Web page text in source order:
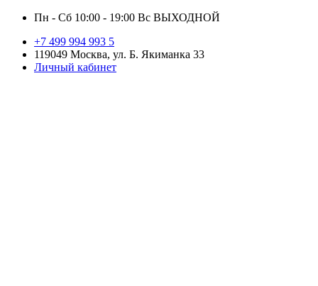
Пн - Сб 10:00 - 19:00 Вс ВЫХОДНОЙ
+7 499 994 993 5
119049 Москва, ул. Б. Якиманка 33
Личный кабинет